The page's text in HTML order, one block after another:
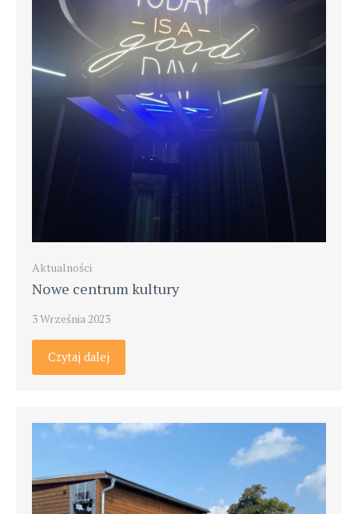
Aktualności
Nowe centrum kultury
3 Września 2023
Czytaj dalej